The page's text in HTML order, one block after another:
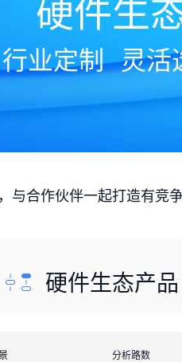
行业定制 灵活
合作伙伴一起打造有竞
硬件生态产品
分析路数